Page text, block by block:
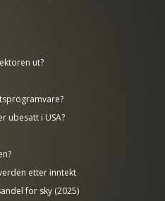
ut?
ubesatt i USA?
etter inntekt
for sky (2025)